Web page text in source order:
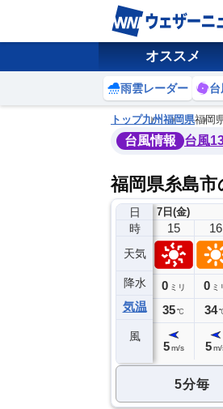
オススメ
雨雲レーダー
トップ九州福岡県福岡
台風情報 台風
福岡県糸島市
日
時
天気
降水
気温
風
7日(金)
14
0ミリ
36℃
15
0 ミリ
35℃
5 m/s
16
0 ミ
34
5
5分毎